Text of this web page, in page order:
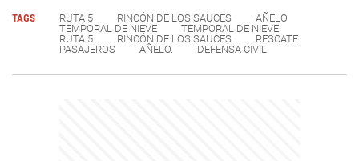
TAGS RUTA 5 RINCÓN DE LOS SAUCES
AÑELO
TEMPORAL DE NIEVE
TEMPORAL DE NIEVE
RUTA 5
RINCÓN DE LOS SAUCES
RESCATE
PASAJEROS
AÑELO. DEFENSA CIVIL